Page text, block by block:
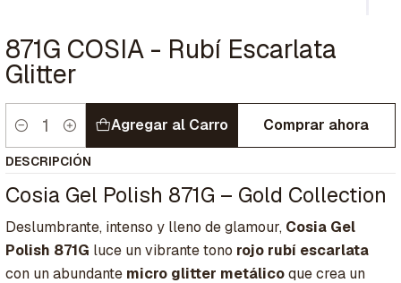
871G COSIA - Rubí Escarlata
Glitter
Cantidad
Agregar al Carro Comprar ahora
DESCRIPCIÓN
Cosia Gel Polish 871G – Gold Collection
Deslumbrante, intenso y lleno de glamour, Cosia Gel
Polish 871G luce un vibrante tono rojo rubí escarlata
con un abundante micro glitter metálicoque crea un